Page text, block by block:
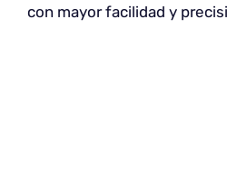
con mayor facilidad y